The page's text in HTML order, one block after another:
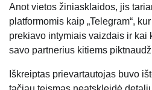
Anot vietos žiniasklaidos, jis
platformomis kaip „Telegram“,
prekiavo intymiais vaizdais ir kai
savo partnerius kitiems
Iškreiptas prievartautojas buvo